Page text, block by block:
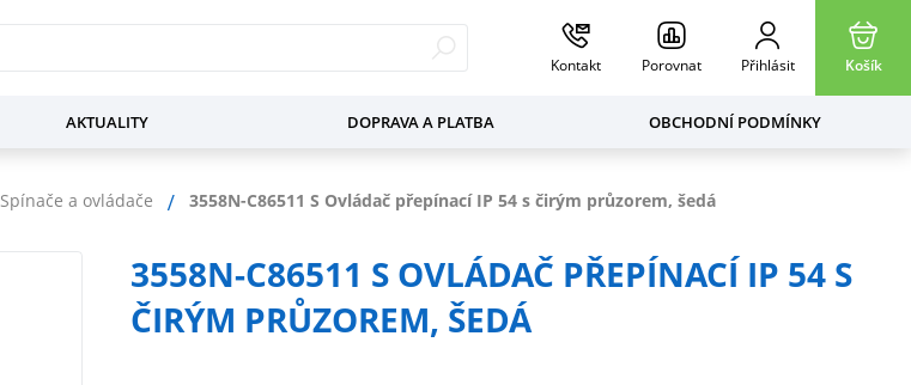
Kontakt Porovnat Přihlásit Košík
AKTUALITY DOPRAVA A PLATBA OBCHODNÍ PODMÍNKY
Spínače a ovládače 3558N-C86511 S Ovládač přepínací IP 54 s čirým průzorem, šedá
3558N-C86511 S OVLÁDAČ PŘEPÍNACÍ IP 54 S
ČIRÝM PRŮZOREM, ŠEDÁ